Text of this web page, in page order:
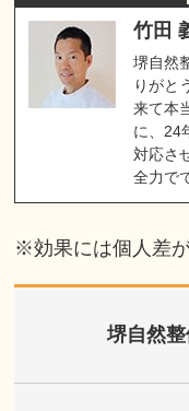
竹田
堺自然
りがと
来て本
に、24
対応さ
全力で
※効果には個人差
堺自然